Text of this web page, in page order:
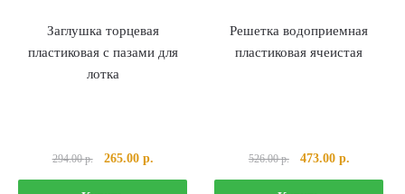
Заглушка торцевая
пластиковая с пазами для
лотка
294.00р.
Первоначальная
цена
265.00 р.
цена:
Решетка водоприемная
пластиковая ячеистая
526.00р.
Первоначальная
цена
473.00 р.
цена: